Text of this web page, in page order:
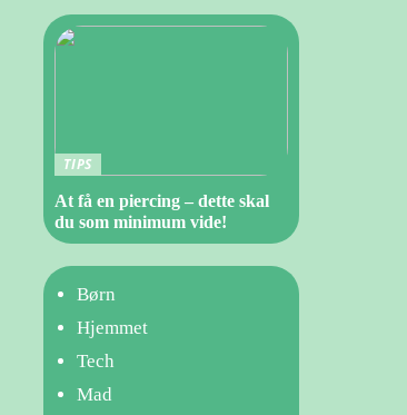
TIPS
At få en piercing – dette skal
du som minimum vide!
Børn
Hjemmet
Tech
Mad